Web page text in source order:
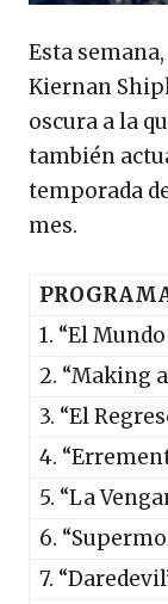
Esta semana,
Kiernan
oscura a la
también
temporada
mes.
1. “El
2. “Making
3. “El
4.
5. “La
6.
7.